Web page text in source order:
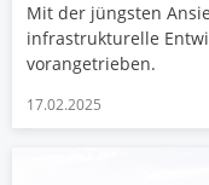
Mit der jüngsten
infrastrukturelle
vorangetrieben.
17.02.2025